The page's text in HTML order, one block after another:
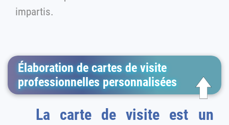
impartis.
Élaboration de cartes de visite
professionnelles personnalisées
La carte de visite est un